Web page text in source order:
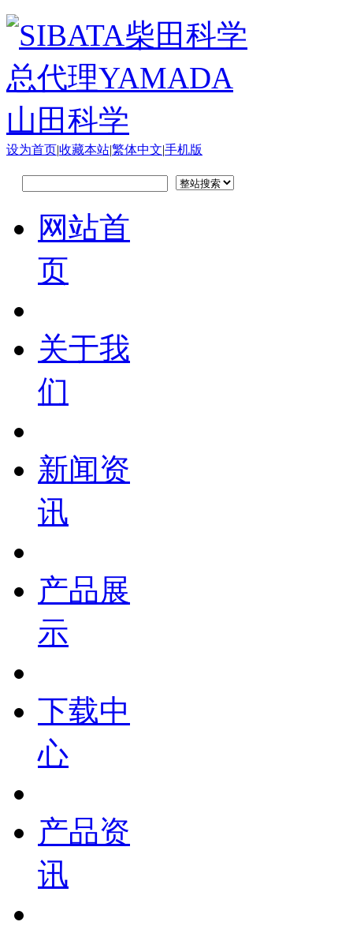
设为首页|收藏本站|繁体中文|手机版
网站首
页
关于我
们
新闻资
讯
产品展
示
下载中
心
产品资
讯